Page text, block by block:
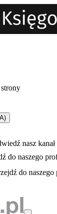
się w nowej karcie
- otwiera się w nowej
nasz
w nowej karcie
do naszego
- otwiera się w
do